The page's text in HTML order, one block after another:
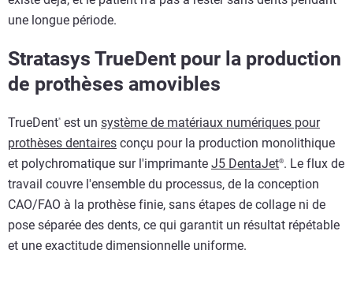
une longue période.
Stratasys TrueDent pour la production
de prothèses amovibles
TrueDent® est un système de matériaux numériques pour
prothèses dentaires conçu pour la production monolithique
et polychromatique sur l'imprimante J5 DentaJet®. Le flux de
travail couvre l'ensemble du processus, de la conception
CAO/FAO à la prothèse finie, sans étapes de collage ni de
pose séparée des dents, ce qui garantit un résultat répétable
et une exactitude dimensionnelle uniforme.